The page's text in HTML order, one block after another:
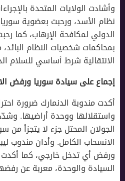
وأشادت الولايات المتحدة
نظام الأسد، ورحبت بعضوية
الدولي لمكافحة الإرهاب، كما
بمحاكمات شخصيات النظام البائد،
الانتقالية شرط أساسي للسلام
إجماع على سيادة سوريا ورفض
أكدت مندوبة الدنمارك ضرورة
واستقلالها ووحدة أراضيها.
الجولان المحتل جزء لا يتجزأ من
الانسحاب الكامل. وأدان مندوب
ورفض أي تدخل خارجي، كما أكدت
السيادة والوحدة، معربة عن